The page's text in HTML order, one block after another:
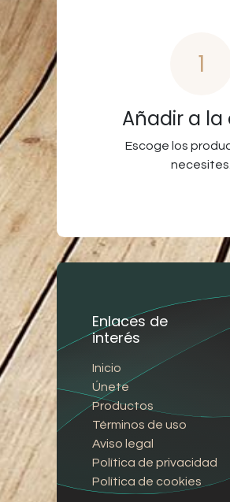
1
Añadir a la
Escoge los
necesites.
Enlaces de
interés
Inicio
Únete
Productos
Términos de uso
Aviso legal
Política de privacidad
Política de cookies